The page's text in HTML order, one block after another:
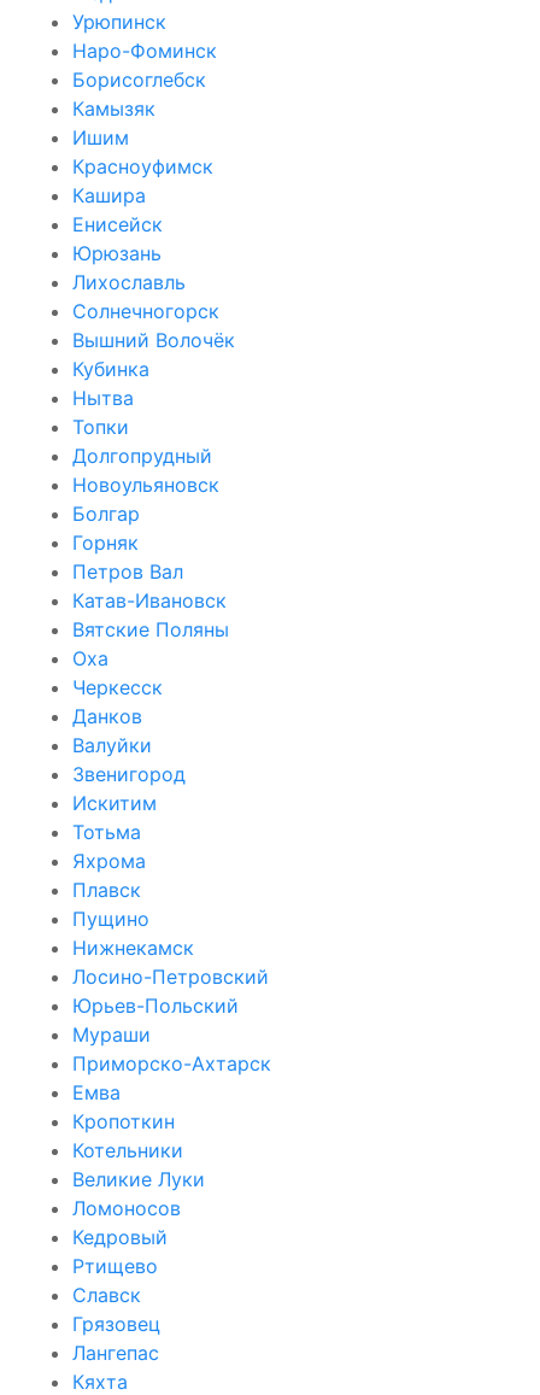
Урюпинск
Наро-Фоминск
Борисоглебск
Камызяк
Ишим
Красноуфимск
Кашира
Енисейск
Юрюзань
Лихославль
Солнечногорск
Вышний Волочёк
Кубинка
Нытва
Топки
Долгопрудный
Новоульяновск
Болгар
Горняк
Петров Вал
Катав-Ивановск
Вятские Поляны
Оха
Черкесск
Данков
Валуйки
Звенигород
Искитим
Тотьма
Яхрома
Плавск
Пущино
Нижнекамск
Лосино-Петровский
Юрьев-Польский
Мураши
Приморско-Ахтарск
Емва
Кропоткин
Котельники
Великие Луки
Ломоносов
Кедровый
Ртищево
Славск
Грязовец
Лангепас
Кяхта